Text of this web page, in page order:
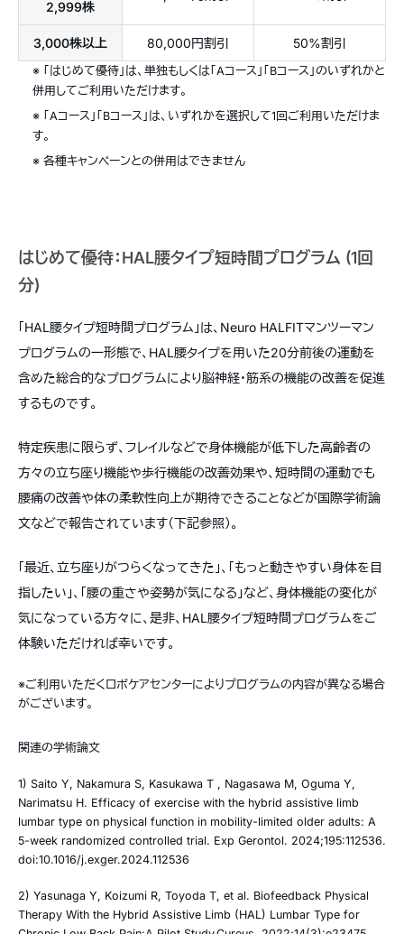
2,999株
3,000株以上 80,000円割引 50%割引
※ 「はじめて優待」は、単独もしくは「Aコース」「Bコース」のいずれかと
併用してご利用いただけます。
※ 「Aコース」「Bコース」は、いずれかを選択して1回ご利用いただけま
す。
※ 各種キャンペーンとの併用はできません
はじめて優待：HAL腰タイプ短時間プログラム (1回
分)
「HAL腰タイプ短時間プログラム」は、Neuro HALFITマンツーマン
プログラムの一形態で、HAL腰タイプを用いた20分前後の運動を
含めた総合的なプログラムにより脳神経・筋系の機能の改善を促進
するものです。
特定疾患に限らず、フレイルなどで身体機能が低下した高齢者の
方々の立ち座り機能や歩行機能の改善効果や、短時間の運動でも
腰痛の改善や体の柔軟性向上が期待できることなどが国際学術論
文などで報告されています（下記参照）。
「最近、立ち座りがつらくなってきた」、「もっと動きやすい身体を目
指したい」、「腰の重さや姿勢が気になる」など、身体機能の変化が
気になっている方々に、是非、HAL腰タイプ短時間プログラムをご
体験いただければ幸いです。
※ご利用いただくロボケアセンターによりプログラムの内容が異なる場合
がございます。
関連の学術論文
1) Saito Y, Nakamura S, Kasukawa T , Nagasawa M, Oguma Y,
Narimatsu H. Efficacy of exercise with the hybrid assistive limb
lumbar type on physical function in mobility-limited older adults: A
5-week randomized controlled trial. Exp Gerontol. 2024;195:112536.
doi:10.1016/j.exger.2024.112536
2) Yasunaga Y, Koizumi R, Toyoda T, et al. Biofeedback Physical
Therapy With the Hybrid Assistive Limb (HAL) Lumbar Type for